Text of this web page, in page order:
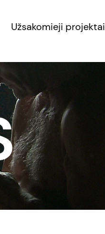
Užsakomieji projektai